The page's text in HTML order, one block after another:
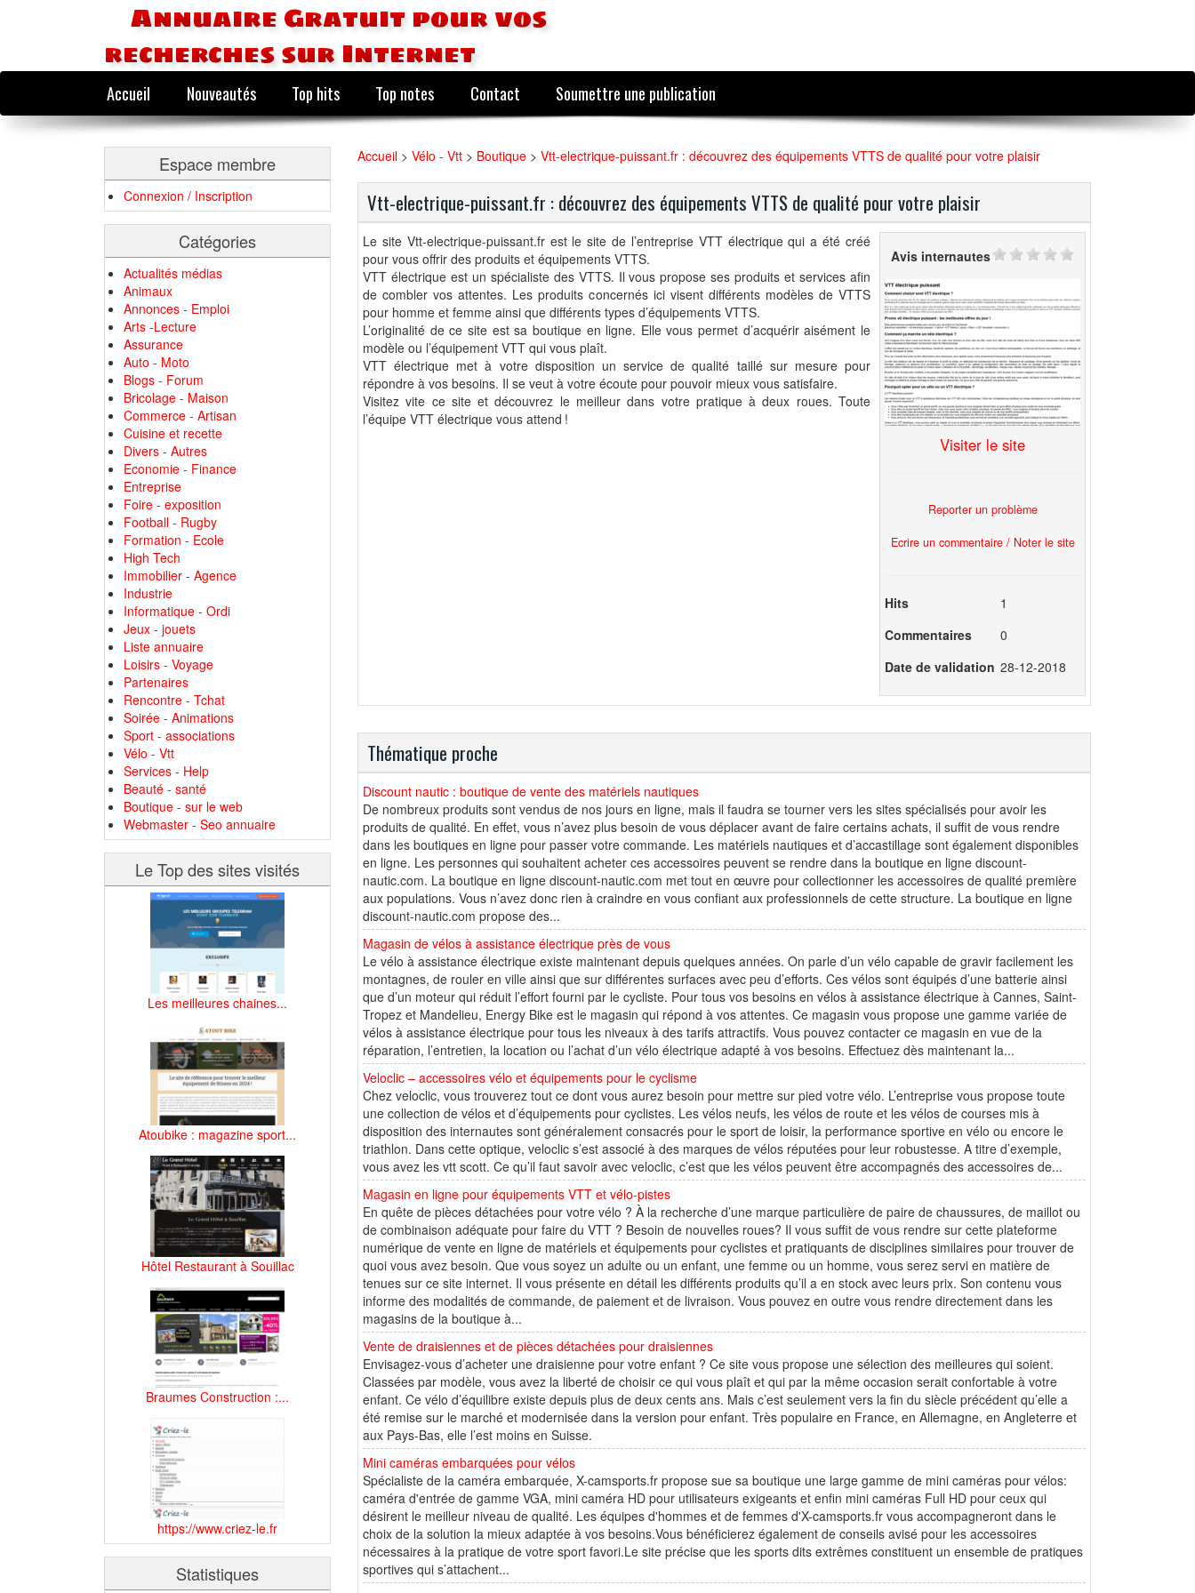
Annuaire Gratuit pour vos
recherches sur Internet
Accueil Nouveautés Top hits Top notes Contact Soumettre une publication
Espace membre
Connexion / Inscription
Catégories
Actualités médias
Animaux
Annonces - Emploi
Arts -Lecture
Assurance
Auto - Moto
Blogs - Forum
Bricolage - Maison
Commerce - Artisan
Cuisine et recette
Divers - Autres
Economie - Finance
Entreprise
Foire - exposition
Football - Rugby
Formation - Ecole
High Tech
Immobilier - Agence
Industrie
Informatique - Ordi
Jeux - jouets
Liste annuaire
Loisirs - Voyage
Partenaires
Rencontre - Tchat
Soirée - Animations
Sport - associations
Vélo - Vtt
Services - Help
Beauté - santé
Boutique - sur le web
Webmaster - Seo annuaire
Le Top des sites visités
Les meilleures chaines...
Atoubike : magazine sport...
Hôtel Restaurant à Souillac
Braumes Construction :...
https://www.criez-le.fr
Statistiques
Accueil > Vélo - Vtt > Boutique > Vtt-electrique-puissant.fr : découvrez des équipements VTTS de qualité pour votre plaisir
Vtt-electrique-puissant.fr : découvrez des équipements VTTS de qualité pour votre plaisir
Le site Vtt-electrique-puissant.fr est le site de l’entreprise VTT électrique qui a été créé
pour vous offrir des produits et équipements VTTS.
VTT électrique est un spécialiste des VTTS. Il vous propose ses produits et services afin
de combler vos attentes. Les produits concernés ici visent différents modèles de VTTS
pour homme et femme ainsi que différents types d’équipements VTTS.
L’originalité de ce site est sa boutique en ligne. Elle vous permet d’acquérir aisément le
modèle ou l’équipement VTT qui vous plaît.
VTT électrique met à votre disposition un service de qualité taillé sur mesure pour
répondre à vos besoins. Il se veut à votre écoute pour pouvoir mieux vous satisfaire.
Visitez vite ce site et découvrez le meilleur dans votre pratique à deux roues. Toute
l’équipe VTT électrique vous attend !
Avis internautes
Visiter le site
Reporter un problème
Ecrire un commentaire / Noter le site
Hits
1
Commentaires
0
Date de validation 28-12-2018
Thématique proche
Discount nautic : boutique de vente des matériels nautiques
De nombreux produits sont vendus de nos jours en ligne, mais il faudra se tourner vers les sites spécialisés pour avoir les
produits de qualité. En effet, vous n’avez plus besoin de vous déplacer avant de faire certains achats, il suffit de vous rendre
dans les boutiques en ligne pour passer votre commande. Les matériels nautiques et d’accastillage sont également disponibles
en ligne. Les personnes qui souhaitent acheter ces accessoires peuvent se rendre dans la boutique en ligne discount-
nautic.com. La boutique en ligne discount-nautic.com met tout en œuvre pour collectionner les accessoires de qualité première
aux populations. Vous n’avez donc rien à craindre en vous confiant aux professionnels de cette structure. La boutique en ligne
discount-nautic.com propose des...
Magasin de vélos à assistance électrique près de vous
Le vélo à assistance électrique existe maintenant depuis quelques années. On parle d’un vélo capable de gravir facilement les
montagnes, de rouler en ville ainsi que sur différentes surfaces avec peu d’efforts. Ces vélos sont équipés d’une batterie ainsi
que d’un moteur qui réduit l’effort fourni par le cycliste. Pour tous vos besoins en vélos à assistance électrique à Cannes, Saint-
Tropez et Mandelieu, Energy Bike est le magasin qui répond à vos attentes. Ce magasin vous propose une gamme variée de
vélos à assistance électrique pour tous les niveaux à des tarifs attractifs. Vous pouvez contacter ce magasin en vue de la
réparation, l’entretien, la location ou l’achat d’un vélo électrique adapté à vos besoins. Effectuez dès maintenant la...
Veloclic – accessoires vélo et équipements pour le cyclisme
Chez veloclic, vous trouverez tout ce dont vous aurez besoin pour mettre sur pied votre vélo. L’entreprise vous propose toute
une collection de vélos et d’équipements pour cyclistes. Les vélos neufs, les vélos de route et les vélos de courses mis à
disposition des internautes sont généralement consacrés pour le sport de loisir, la performance sportive en vélo ou encore le
triathlon. Dans cette optique, veloclic s’est associé à des marques de vélos réputées pour leur robustesse. A titre d’exemple,
vous avez les vtt scott. Ce qu’il faut savoir avec veloclic, c’est que les vélos peuvent être accompagnés des accessoires de...
Magasin en ligne pour équipements VTT et vélo-pistes
En quête de pièces détachées pour votre vélo ? À la recherche d’une marque particulière de paire de chaussures, de maillot ou
de combinaison adéquate pour faire du VTT ? Besoin de nouvelles roues? Il vous suffit de vous rendre sur cette plateforme
numérique de vente en ligne de matériels et équipements pour cyclistes et pratiquants de disciplines similaires pour trouver de
quoi vous avez besoin. Que vous soyez un adulte ou un enfant, une femme ou un homme, vous serez servi en matière de
tenues sur ce site internet. Il vous présente en détail les différents produits qu’il a en stock avec leurs prix. Son contenu vous
informe des modalités de commande, de paiement et de livraison. Vous pouvez en outre vous rendre directement dans les
magasins de la boutique à...
Vente de draisiennes et de pièces détachées pour draisiennes
Envisagez-vous d’acheter une draisienne pour votre enfant ? Ce site vous propose une sélection des meilleures qui soient.
Classées par modèle, vous avez la liberté de choisir ce qui vous plaît et qui par la même occasion serait confortable à votre
enfant. Ce vélo d’équilibre existe depuis plus de deux cents ans. Mais c’est seulement vers la fin du siècle précédent qu’elle a
été remise sur le marché et modernisée dans la version pour enfant. Très populaire en France, en Allemagne, en Angleterre et
aux Pays-Bas, elle l’est moins en Suisse.
Mini caméras embarquées pour vélos
Spécialiste de la caméra embarquée, X-camsports.fr propose sue sa boutique une large gamme de mini caméras pour vélos:
caméra d'entrée de gamme VGA, mini caméra HD pour utilisateurs exigeants et enfin mini caméras Full HD pour ceux qui
désirent le meilleur niveau de qualité. Les équipes d'hommes et de femmes d'X-camsports.fr vous accompagneront dans le
choix de la solution la mieux adaptée à vos besoins.Vous bénéficierez également de conseils avisé pour les accessoires
nécessaires à la pratique de votre sport favori.Le site précise que les sports dits extrêmes constituent un ensemble de pratiques
sportives qui s’attachent...